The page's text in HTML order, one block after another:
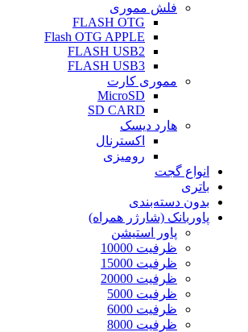
فلش مموری
FLASH OTG
Flash OTG APPLE
FLASH USB2
FLASH USB3
مموری کارت
MicroSD
SD CARD
هارد دیسک
اکسترنال
رومیزی
انواع گجت
باتری
بدون دسته‌بندی
پاوربانک (شارژر همراه)
پاور استیشن
ظرفیت 10000
ظرفیت 15000
ظرفیت 20000
ظرفیت 5000
ظرفیت 6000
ظرفیت 8000